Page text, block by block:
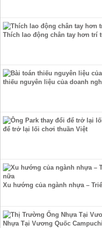
Thích lao động chân tay hơn trí
thiếu nguyên liệu của doanh
để trở lại lối chơi thuần Việt
Xu hướng của ngành nhựa –
Nhựa Tại Vương Quốc